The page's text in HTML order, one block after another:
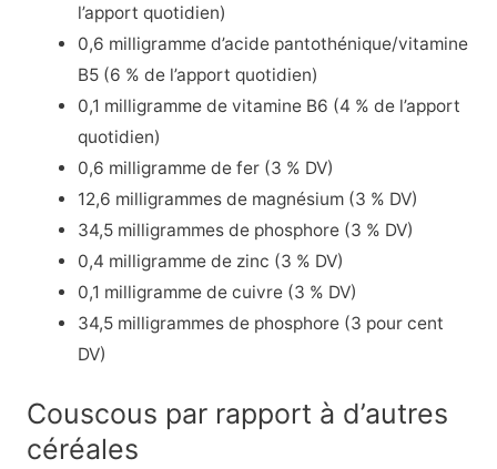
l’apport quotidien)
0,6 milligramme d’acide pantothénique/vitamine
B5 (6 % de l’apport quotidien)
0,1 milligramme devitamine B6 (4 % de l’apport
quotidien)
0,6 milligramme de fer (3 % DV)
12,6 milligrammes de magnésium (3 % DV)
34,5 milligrammes de phosphore (3 % DV)
0,4 milligramme de zinc (3 % DV)
0,1 milligramme de cuivre (3 % DV)
34,5 milligrammes de phosphore (3 pour cent
DV)
Couscous par rapport à d’autres
céréales